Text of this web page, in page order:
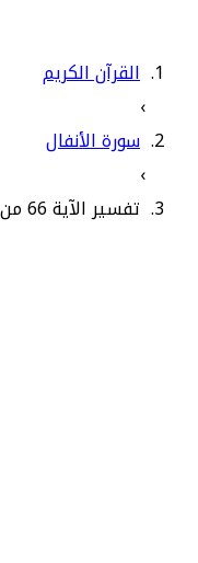
القرآن الكريم
›
سورة الأنفال
›
تفسير الآية 66 من سورة الأنفال